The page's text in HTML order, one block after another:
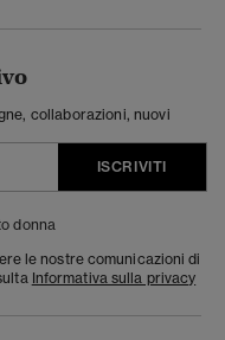
collaborazioni, nuovi
ISCRIVITI
donna
le nostre comunicazioni di
Informativa sulla privacy